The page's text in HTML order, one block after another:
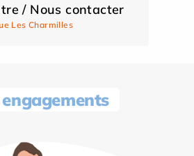
/ Nous contacter
Les Charmilles